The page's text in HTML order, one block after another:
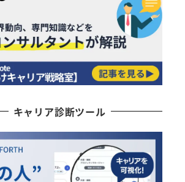
キャリア診断ツール